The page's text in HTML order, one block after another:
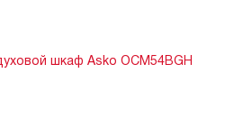
понятный. Пользуюсь с
шкаф Asko OCM54BGH